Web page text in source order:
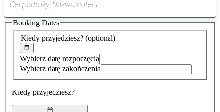
sugestia
została
znaleziona
Kiedy przyjedziesz? (optional)
Wybierz datę rozpoczęcia
Wybierz datę zakończenia
Kiedy przyjedziesz?
Booking Dates